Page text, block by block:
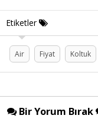
Etiketler
Air Fiyat Koltuk
Bir Yorum Bırak